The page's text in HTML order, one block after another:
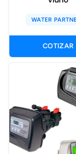
WATER
COTIZAR